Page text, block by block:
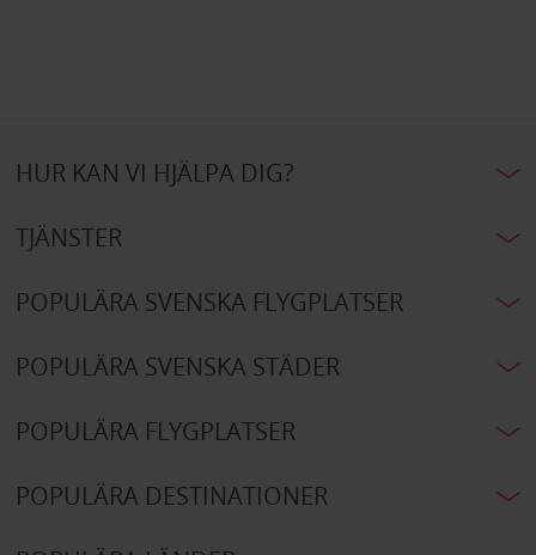
HUR KAN VI HJÄLPA DIG?
TJÄNSTER
POPULÄRA SVENSKA FLYGPLATSER
POPULÄRA SVENSKA STÄDER
POPULÄRA FLYGPLATSER
POPULÄRA DESTINATIONER